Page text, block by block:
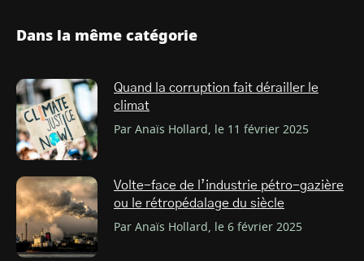
Dans la même catégorie
Quand la corruption fait dérailler le
climat
Par Anaïs Hollard, le 11 février 2025
Volte-face de l’industrie pétro-gazière
ou le rétropédalage du siècle
Par Anaïs Hollard, le 6 février 2025